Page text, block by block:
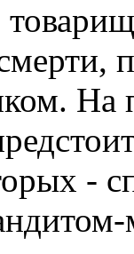
На
-